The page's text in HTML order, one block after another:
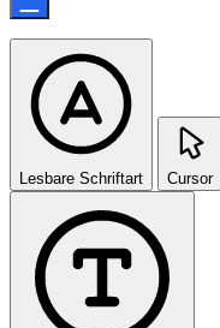
Lesbare Schriftart Cursor